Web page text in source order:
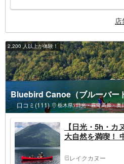
2,200 人以上が体験！
Bluebird Canoe（ブルーバー
口コミ(111) 栃木県>日光・霧降高原・奥
【日光・5h・
大自然を満喫！
レイクカヌー